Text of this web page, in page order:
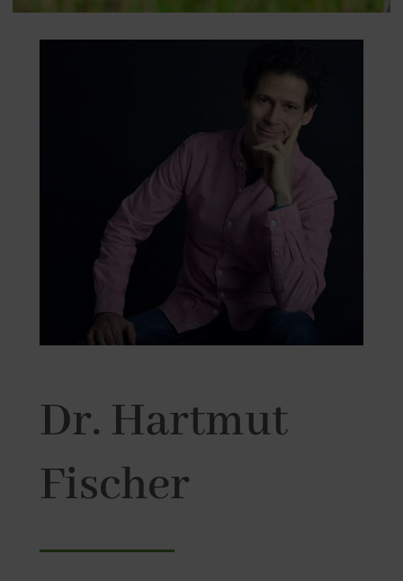
Dr. Hartmut
Fischer